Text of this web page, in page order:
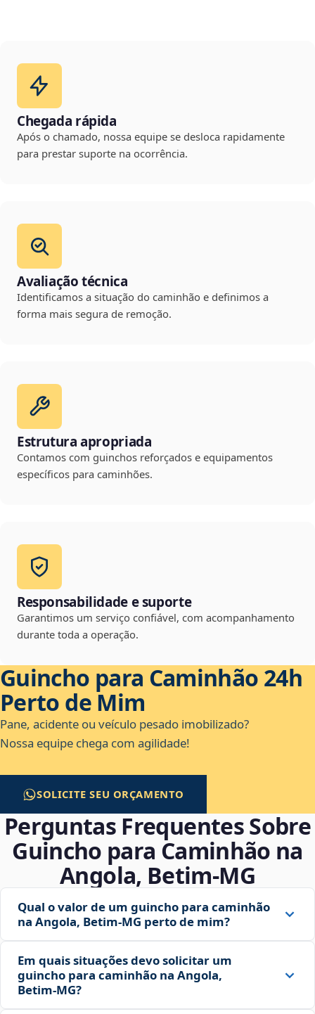
Chegada rápida
Após o chamado, nossa equipe se desloca rapidamente
para prestar suporte na ocorrência.
Avaliação técnica
Identificamos a situação do caminhão e definimos a
forma mais segura de remoção.
Estrutura apropriada
Contamos com guinchos reforçados e equipamentos
específicos para caminhões.
Responsabilidade e suporte
Garantimos um serviço confiável, com acompanhamento
durante toda a operação.
Guincho para Caminhão 24h
Perto de Mim
Pane, acidente ou veículo pesado imobilizado?
Nossa equipe chega com agilidade!
SOLICITE SEU ORÇAMENTO
Perguntas Frequentes Sobre
Guincho para Caminhão na
Angola, Betim‑MG
Qual o valor de um guincho para caminhão
na Angola, Betim‑MG perto de mim?
Em quais situações devo solicitar um
guincho para caminhão na Angola,
Betim‑MG?